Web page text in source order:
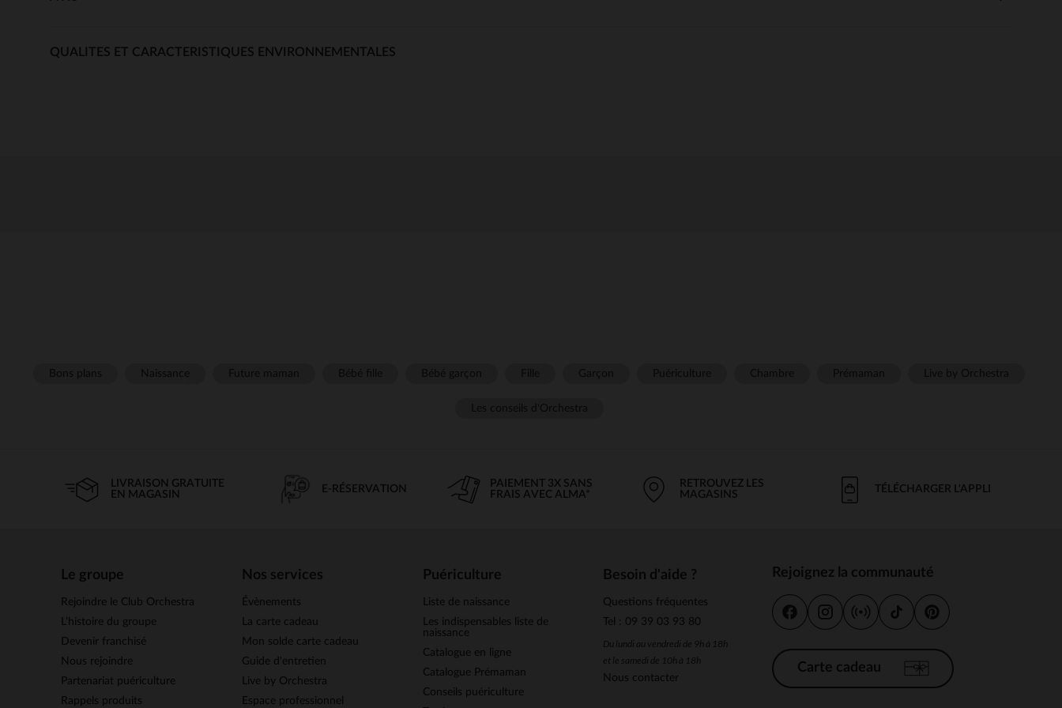
QUALITES ET CARACTERISTIQUES ENVIRONNEMENTALES
LIVRAISON GRATUITE
EN MAGASIN
E-RÉSERVATION
PAIEMENT 3X SANS
FRAIS AVEC ALMA*
RETROUVEZ LES
MAGASINS
TÉLÉCHARGER L'APPLI
Le groupe
Rejoindre le Club Orchestra
L’histoire du groupe
Devenir franchisé
Nous rejoindre
Partenariat puériculture
Rappels produits
Nos services
Évènements
La carte cadeau
Mon solde carte cadeau
Guide d'entretien
Live by Orchestra
Espace professionnel
Puériculture
Liste de naissance
Les indispensables liste de
naissance
Catalogue en ligne
Catalogue Prémaman
Conseils puériculture
Besoin d'aide ?
Questions fréquentes
Tel : 09 39 03 93 80
Du lundi au vendredi de 9h à 18h
et le samedi de 10h à 18h
Nous contacter
Rejoignez la communauté
Carte cadeau